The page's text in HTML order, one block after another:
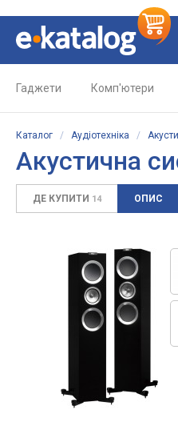
Гаджети Комп'ютери
Каталог / Аудіотехніка /
Акустична
ДЕ КУПИТИ 14 ОПИС